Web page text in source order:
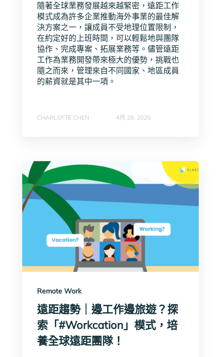
隨著全球業務發展越來越緊密，遠距工作
模式成為許多企業推動海外事業的最佳解
決方案之一，讓成員不受地理位置限制，
在約定好的上班時間，可以輕鬆地與團隊
協作、完成專案、拓展業務等。儘管遠距
工作為業務開發帶來極大的優勢，挑戰也
隨之而來，管理來自不同國家、地區成員
的薪資就是其中一項。
CHARLOTTE CHEN 4月 28, 2025
Remote Work
遠距趨勢｜邊工作邊旅遊？探
索「#Workcation」模式，培
養全球遠距團隊！